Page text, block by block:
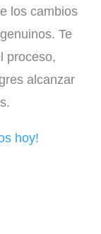
los cambios
Te
proceso,
alcanzar
hoy!